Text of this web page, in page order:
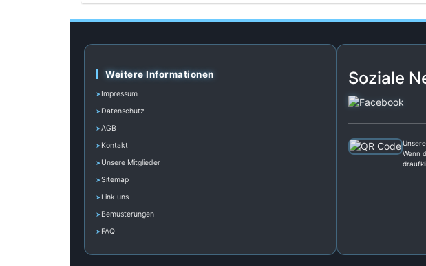
Weitere Informationen
Impressum
Datenschutz
AGB
Kontakt
Unsere Mitglieder
Sitemap
Link uns
Bemusterungen
FAQ
Soziale
Wenn